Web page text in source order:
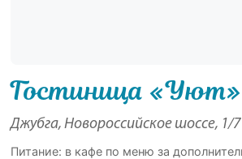
Гостиница «Уют»
Джубга, Новороссийское шоссе, 1/7
Питание: в кафе по меню за